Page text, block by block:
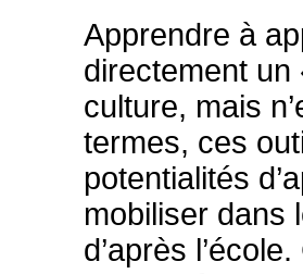
Apprendre à
directement
culture, mais
termes, ces
potentialités
mobiliser dans
d’après